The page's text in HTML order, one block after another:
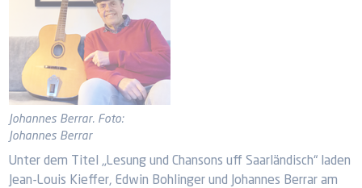
Johannes Berrar. Foto:
Johannes Berrar
Unter dem Titel „Lesung und Chansons uff Saarländisch“ laden
Jean-Louis Kieffer, Edwin Bohlinger und Johannes Berrar am